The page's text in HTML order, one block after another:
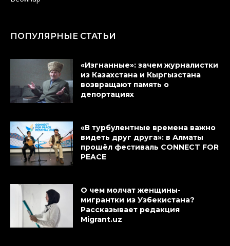
ПОПУЛЯРНЫЕ СТАТЬИ
«Изгнанные»: зачем журналистки
из Казахстана и Кыргызстана
возвращают память о
депортациях
«В турбулентные времена важно
видеть друг друга»: в Алматы
прошёл фестиваль CONNECT FOR
PEACE
О чем молчат женщины-
мигрантки из Узбекистана?
Рассказывает редакция
Migrant.uz